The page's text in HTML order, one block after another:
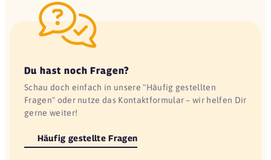
Du hast noch Fragen?
Schau doch einfach in unsere "Häufig gestellten
Fragen" oder nutze das Kontaktformular – wir helfen Dir
gerne weiter!
Häufig gestellte Fragen